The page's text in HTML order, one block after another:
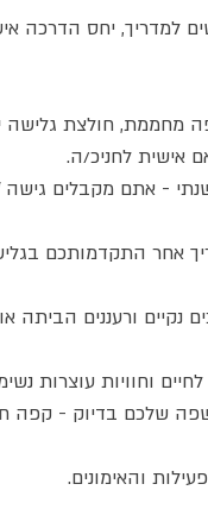
למדריך, יחס הדרכה
מחממת, חולצת גלישה
אישית לחניכ/ה.
גישה 24/7 לכל הציוד הזה.
אחר התקדמותכם
נקיים ורעננים הביתה
וחוויות עוצרות
שלכם בדיוק - קפה
והאימונים.